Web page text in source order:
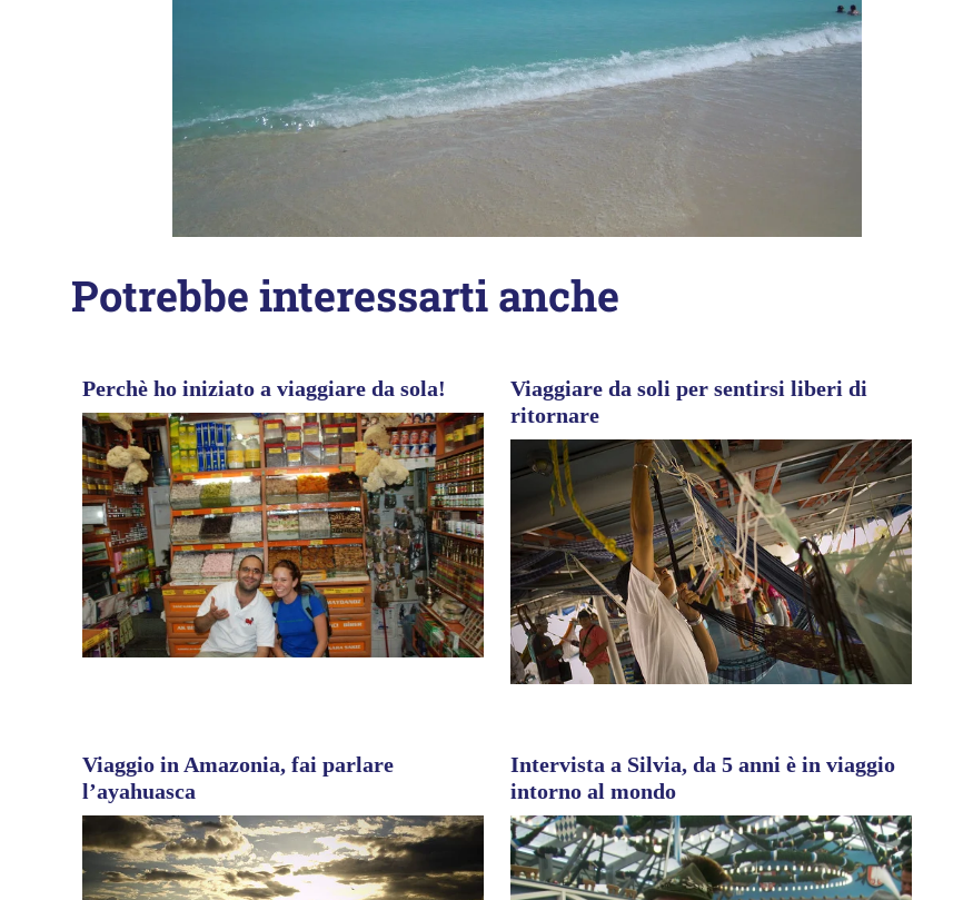
Potrebbe interessarti anche
Perchè ho iniziato a viaggiare da sola!
Viaggiare da soli per sentirsi liberi di
ritornare
Viaggio in Amazonia, fai parlare
l’ayahuasca
Intervista a Silvia, da 5 anni è in viaggio
intorno al mondo